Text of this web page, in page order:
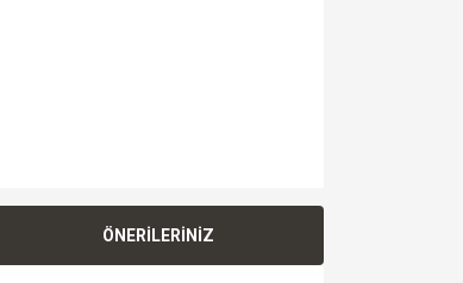
ÖNERİLERİNİZ